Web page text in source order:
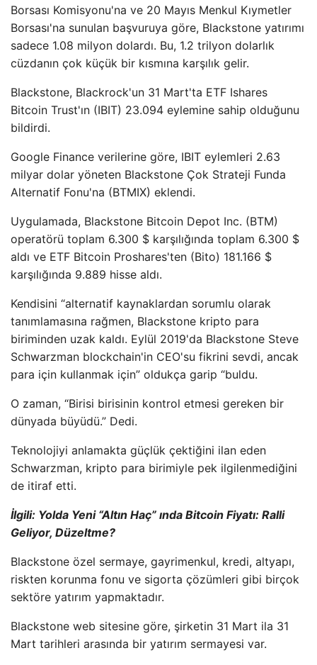
Borsası Komisyonu'na ve 20 Mayıs Menkul Kıymetler
Borsası'na sunulan başvuruya göre, Blackstone yatırımı
sadece 1.08 milyon dolardı. Bu, 1.2 trilyon dolarlık
cüzdanın çok küçük bir kısmına karşılık gelir.
Blackstone, Blackrock'un 31 Mart'ta ETF Ishares
Bitcoin Trust'ın (IBIT) 23.094 eylemine sahip olduğunu
bildirdi.
Google Finance verilerine göre, IBIT eylemleri 2.63
milyar dolar yöneten Blackstone Çok Strateji Funda
Alternatif Fonu'na (BTMIX) eklendi.
Uygulamada, Blackstone Bitcoin Depot Inc. (BTM)
operatörü toplam 6.300 $ karşılığında toplam 6.300 $
aldı ve ETF Bitcoin Proshares'ten (Bito) 181.166 $
karşılığında 9.889 hisse aldı.
Kendisini “alternatif kaynaklardan sorumlu olarak
tanımlamasına rağmen, Blackstone kripto para
biriminden uzak kaldı. Eylül 2019'da Blackstone Steve
Schwarzman blockchain'in CEO'su fikrini sevdi, ancak
para için kullanmak için” oldukça garip “buldu.
O zaman, “Birisi birisinin kontrol etmesi gereken bir
dünyada büyüdü.” Dedi.
Teknolojiyi anlamakta güçlük çektiğini ilan eden
Schwarzman, kripto para birimiyle pek ilgilenmediğini
de itiraf etti.
İlgili: Yolda Yeni “Altın Haç” ında Bitcoin Fiyatı: Ralli
Geliyor, Düzeltme?
Blackstone özel sermaye, gayrimenkul, kredi, altyapı,
riskten korunma fonu ve sigorta çözümleri gibi birçok
sektöre yatırım yapmaktadır.
Blackstone web sitesine göre, şirketin 31 Mart ila 31
Mart tarihleri ​​arasında bir yatırım sermayesi var.